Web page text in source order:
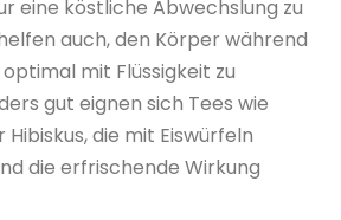
eine köstliche Abwechslung zu
auch, den Körper während
mit Flüssigkeit zu
gut eignen sich Tees wie
die mit Eiswürfeln
die erfrischende Wirkung